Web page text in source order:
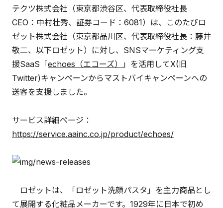
テクツ株式会社（東京都渋谷区、代表取締役社長
CEO：中村壮秀、証券コード：6081）は、このたびロ
ゼット株式会社（東京都品川区、代表取締役社長：藤井
敬二、以下ロゼット）に対し、SNSマーケティング支
援SaaS「echoes（エコーズ）
」を活用してX(旧
Twitter)キャンペーンからマストバイキャンペーンへの
送客を支援しました。
サービス詳細ページ：
https://service.aainc.co.jp/product/echoes/
ロゼットは、「ロゼット洗顔パスタ」を主力商品とし
て展開する化粧品メーカーです。1929年に日本で初め